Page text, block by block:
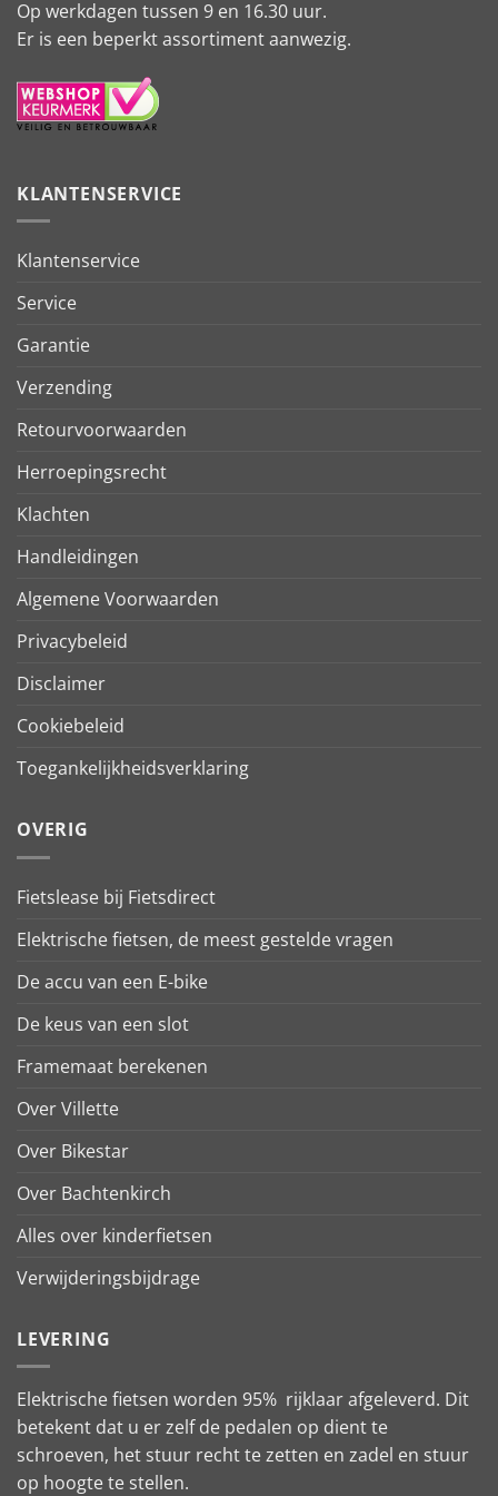
Op werkdagen tussen 9 en 16.30 uur.
Er is een beperkt assortiment aanwezig.
KLANTENSERVICE
Klantenservice
Service
Garantie
Verzending
Retourvoorwaarden
Herroepingsrecht
Klachten
Handleidingen
Algemene Voorwaarden
Privacybeleid
Disclaimer
Cookiebeleid
Toegankelijkheidsverklaring
OVERIG
Fietslease bij Fietsdirect
Elektrische fietsen, de meest gestelde vragen
De accu van een E-bike
De keus van een slot
Framemaat berekenen
Over Villette
Over Bikestar
Over Bachtenkirch
Alles over kinderfietsen
Verwijderingsbijdrage
LEVERING
Elektrische fietsen worden 95% rijklaar afgeleverd. Dit
betekent dat u er zelf de pedalen op dient te
schroeven, het stuur recht te zetten en zadel en stuur
op hoogte te stellen.